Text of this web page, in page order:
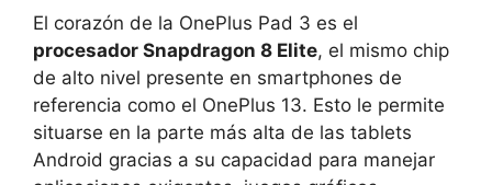
El corazón de la OnePlus Pad 3 es el
procesador Snapdragon 8 Elite, el mismo chip
de alto nivel presente en smartphones de
referencia como el OnePlus 13. Esto le permite
situarse en la parte más alta de las tablets
Android gracias a su capacidad para manejar